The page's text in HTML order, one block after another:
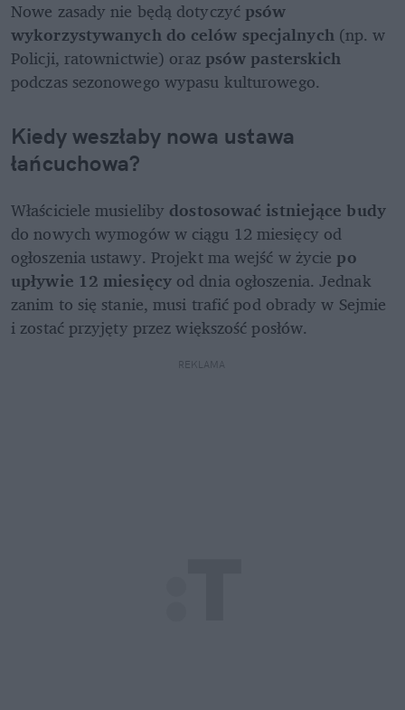
Nowe zasady nie będą dotyczyć psów
wykorzystywanych do celów specjalnych (np. w
Policji, ratownictwie) oraz psów pasterskich
podczas sezonowego wypasu kulturowego.
Kiedy weszłaby nowa ustawa
łańcuchowa?
Właściciele musieliby dostosować istniejące budy
do nowych wymogów w ciągu 12 miesięcy od
ogłoszenia ustawy. Projekt ma wejść w życie po
upływie 12 miesięcy od dnia ogłoszenia. Jednak
zanim to się stanie, musi trafić pod obrady w Sejmie
i zostać przyjęty przez większość posłów.
REKLAMA